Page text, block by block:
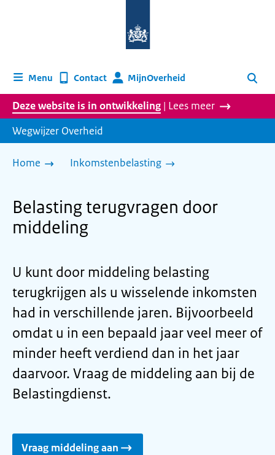
homepage
Menu Contact MijnOverheid Zoeken
Deze website is in ontwikkeling | Lees meer
Wegwijzer Overheid
Home Inkomstenbelasting
Belasting terugvragen door
middeling
U kunt door middeling belasting
terugkrijgen als u wisselende inkomsten
had in verschillende jaren. Bijvoorbeeld
omdat u in een bepaald jaar veel meer of
minder heeft verdiend dan in het jaar
daarvoor. Vraag de middeling aan bij de
Belastingdienst.
Vraag middeling aan